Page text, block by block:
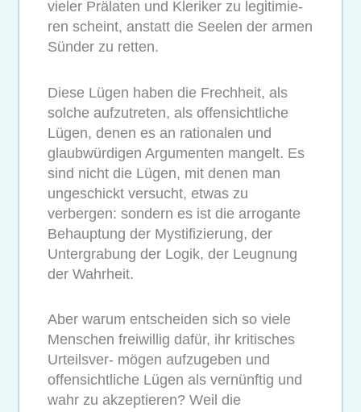
vieler Prälaten und Kleriker zu legitimie-
ren scheint, anstatt die Seelen der armen
Sünder zu retten.
Diese Lügen haben die Frechheit, als
solche aufzutreten, als offensichtliche
Lügen, denen es an rationalen und
glaubwürdigen Argumenten mangelt. Es
sind nicht die Lügen, mit denen man
ungeschickt versucht, etwas zu
verbergen: sondern es ist die arrogante
Behauptung der Mystifizierung, der
Untergrabung der Logik, der Leugnung
der Wahrheit.
Aber warum entscheiden sich so viele
Menschen freiwillig dafür, ihr kritisches
Urteilsver- mögen aufzugeben und
offensichtliche Lügen als vernünftig und
wahr zu akzeptieren? Weil die